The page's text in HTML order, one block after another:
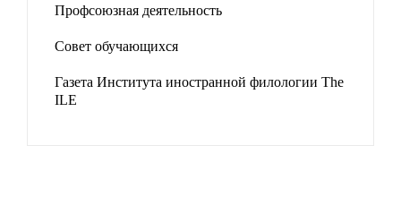
Профсоюзная деятельность
Совет обучающихся
Газета Института иностранной филологии The
ILE